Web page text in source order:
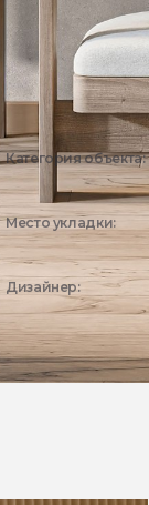
Категория объекта:
Жилые объекты
Место укладки:
Гостиная
Дизайнер:
Эстима Дизайн